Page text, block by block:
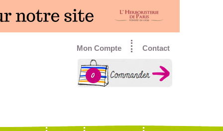
Contact
Mon Compte
0